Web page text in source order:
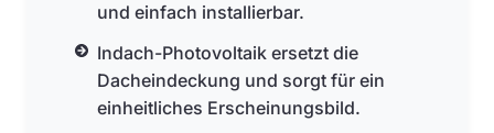
und einfach installierbar.
Indach-Photovoltaik ersetzt die
Dacheindeckung und sorgt für ein
einheitliches Erscheinungsbild.